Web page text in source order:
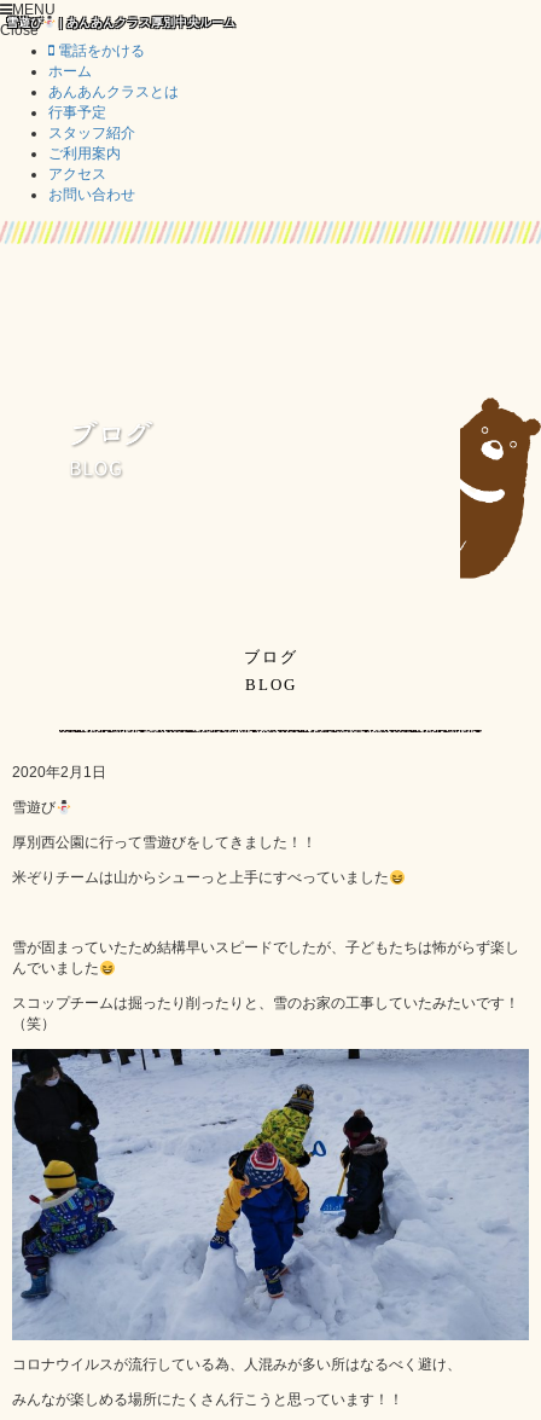
雪遊び | あんあんクラス厚別中央ルーム
MENU
Close
電話をかける
ホーム
あんあんクラスとは
行事予定
スタッフ紹介
ご利用案内
アクセス
お問い合わせ
ブログ
BLOG
2020年2月1日
雪遊び
厚別西公園に行って雪遊びをしてきました！！
米ぞりチームは山からシューっと上手にすべっていました
雪が固まっていたため結構早いスピードでしたが、子どもたちは怖がらず楽し
んでいました
スコップチームは掘ったり削ったりと、雪のお家の工事していたみたいです！
（笑）
コロナウイルスが流行している為、人混みが多い所はなるべく避け、
みんなが楽しめる場所にたくさん行こうと思っています！！